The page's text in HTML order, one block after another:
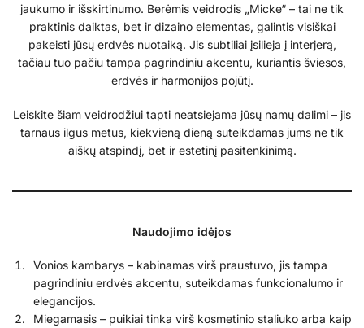
jaukumo ir išskirtinumo. Berėmis veidrodis „Micke“ – tai ne tik
praktinis daiktas, bet ir dizaino elementas, galintis visiškai
pakeisti jūsų erdvės nuotaiką. Jis subtiliai įsilieja į interjerą,
tačiau tuo pačiu tampa pagrindiniu akcentu, kuriantis šviesos,
erdvės ir harmonijos pojūtį.
Leiskite šiam veidrodžiui tapti neatsiejama jūsų namų dalimi – jis
tarnaus ilgus metus, kiekvieną dieną suteikdamas jums ne tik
aiškų atspindį, bet ir estetinį pasitenkinimą.
Naudojimo idėjos
Vonios kambarys – kabinamas virš praustuvo, jis tampa
pagrindiniu erdvės akcentu, suteikdamas funkcionalumo ir
elegancijos.
Miegamasis – puikiai tinka virš kosmetinio staliuko arba kaip